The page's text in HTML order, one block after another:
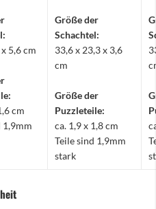
5,6 cm
cm
1,9mm
Größe der
Schachtel:
33,6 x 23,3 x 3,6
cm
Größe der
Puzzleteile:
ca. 1,9 x 1,8 cm
Teile sind 1,9mm
stark